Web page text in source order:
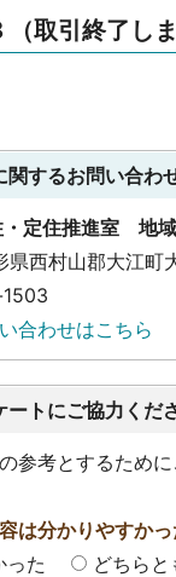
取引終了しま
関するお問い合わ
・定住推進室 地
県西村山郡大江町
合わせはこちら
ートにご協力くだ
参考とするため
は分かりやすか
った
どちら